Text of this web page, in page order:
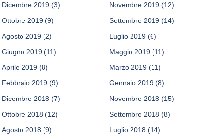
Dicembre 2019 (3) Novembre 2019 (12)
Ottobre 2019 (9) Settembre 2019 (14)
Agosto 2019 (2) Luglio 2019 (6)
Giugno 2019 (11) Maggio 2019 (11)
Aprile 2019 (8) Marzo 2019 (11)
Febbraio 2019 (9) Gennaio 2019 (8)
Dicembre 2018 (7) Novembre 2018 (15)
Ottobre 2018 (12) Settembre 2018 (8)
Agosto 2018 (9) Luglio 2018 (14)